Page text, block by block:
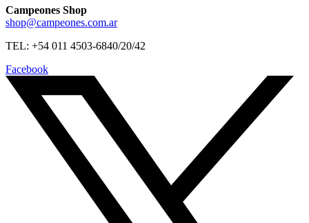
Campeones Shop
shop@campeones.com.ar
TEL: +54 011 4503-6840/20/42
Facebook